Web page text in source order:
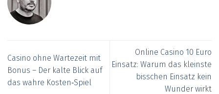
Casino ohne Wartezeit mit
Bonus – Der kalte Blick auf
das wahre Kosten‑Spiel
Online Casino 10 Euro
Einsatz: Warum das kleinste
bisschen Einsatz kein
Wunder wirkt